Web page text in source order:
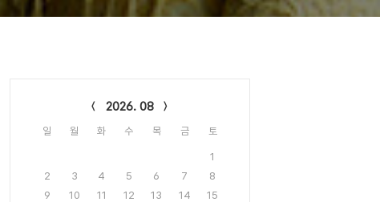
2026. 08
일 월 화 수 목 금 토
1
2
3 4 5 6 7
8
9
10 11 12 13 14
15